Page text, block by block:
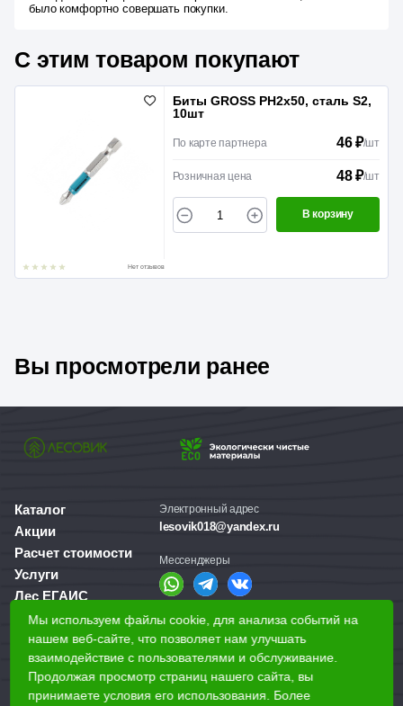
было комфортно совершать покупки.
С этим товаром покупают
Нет отзывов
Биты GROSS РН2х50, сталь S2,
10шт
По карте партнера 46 ₽/шт
Розничная цена 48 ₽/шт
В корзину
Вы просмотрели ранее
Каталог
Акции
Расчет стоимости
Услуги
Лес ЕГАИС
О компании
Доставка и оплата
Для бизнеса
Наши магазины
Электронный адрес
lesovik018@yandex.ru
Мессенджеры
Справочная служба
+7 (3412) 77-60-50
Мы используем файлы cookie, для анализа событий на
нашем веб-сайте, что позволяет нам улучшать
взаимодействие с пользователями и обслуживание.
Продолжая просмотр страниц нашего сайта, вы
принимаете условия его использования. Более